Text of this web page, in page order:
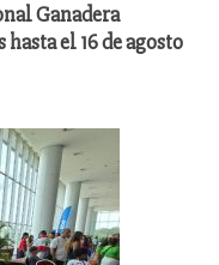
Ganadera
el 16 de agosto